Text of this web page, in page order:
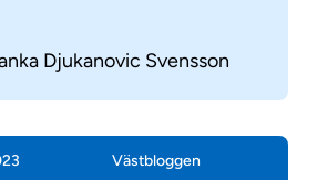
Djukanovic Svensson
Väst­bloggen